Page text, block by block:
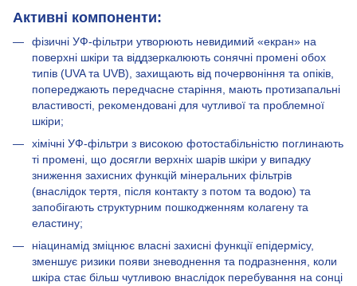
Активні компоненти:
фізичні УФ-фільтри утворюють невидимий «екран» на
поверхні шкіри та віддзеркалюють сонячні промені обох
типів (UVA та UVB), захищають від почервоніння та опіків,
попереджають передчасне старіння, мають протизапальні
властивості, рекомендовані для чутливої та проблемної
шкіри;
хімічні УФ-фільтри з високою фотостабільністю поглинають
ті промені, що досягли верхніх шарів шкіри у випадку
зниження захисних функцій мінеральних фільтрів
(внаслідок тертя, після контакту з потом та водою) та
запобігають структурним пошкодженням колагену та
еластину;
ніацинамід зміцнює власні захисні функції епідермісу,
зменшує ризики появи зневоднення та подразнення, коли
шкіра стає більш чутливою внаслідок перебування на сонці